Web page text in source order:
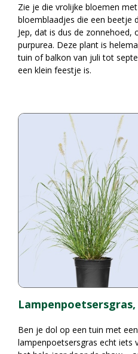
Zie je die vrolijke bloemen
bloemblaadjes die een beetje
Jep, dat is dus de zonnehoed,
purpurea. Deze plant is
tuin of balkon van juli tot
een klein feestje is.
Ben je dol op een tuin met
lampenpoetsersgras echt iets